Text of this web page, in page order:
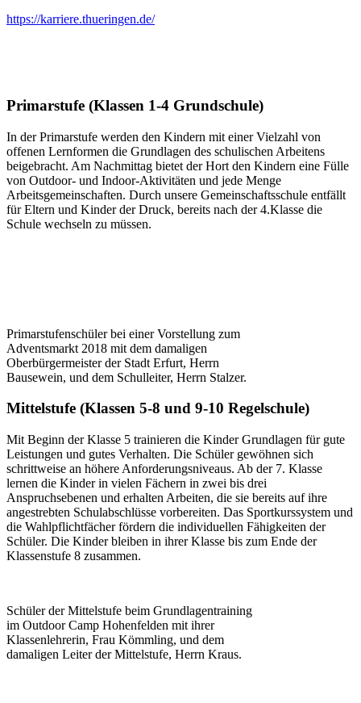
https://karriere.thueringen.de/
Primarstufe (Klassen 1-4 Grundschule)
In der Primarstufe werden den Kindern mit einer Vielzahl von
offenen Lernformen die Grundlagen des schulischen Arbeitens
beigebracht. Am Nachmittag bietet der Hort den Kindern eine Fülle
von Outdoor- und Indoor-Aktivitäten und jede Menge
Arbeitsgemeinschaften. Durch unsere Gemeinschaftsschule entfällt
für Eltern und Kinder der Druck, bereits nach der 4.Klasse die
Schule wechseln zu müssen.
Primarstufenschüler bei einer Vorstellung zum
Adventsmarkt 2018 mit dem damaligen
Oberbürgermeister der Stadt Erfurt, Herrn
Bausewein, und dem Schulleiter, Herrn Stalzer.
Mittelstufe (Klassen 5-8 und 9-10 Regelschule)
Mit Beginn der Klasse 5 trainieren die Kinder Grundlagen für gute
Leistungen und gutes Verhalten. Die Schüler gewöhnen sich
schrittweise an höhere Anforderungsniveaus. Ab der 7. Klasse
lernen die Kinder in vielen Fächern in zwei bis drei
Anspruchsebenen und erhalten Arbeiten, die sie bereits auf ihre
angestrebten Schulabschlüsse vorbereiten. Das Sportkurssystem und
die Wahlpflichtfächer fördern die individuellen Fähigkeiten der
Schüler. Die Kinder bleiben in ihrer Klasse bis zum Ende der
Klassenstufe 8 zusammen.
Schüler der Mittelstufe beim Grundlagentraining
im Outdoor Camp Hohenfelden mit ihrer
Klassenlehrerin, Frau Kömmling, und dem
damaligen Leiter der Mittelstufe, Herrn Kraus.